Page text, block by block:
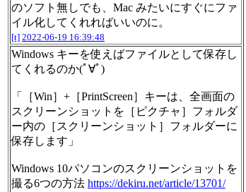
のソフト無しでも、Mac みたいにすぐにファ
イル化してくれればいいのに。
[t] 2022-06-19 16:39:48
Windows キーを使えばファイルとして保存し
てくれるのか(ﾟ∀ﾟ)
「［Win］+［PrintScreen］キーは、全画面の
スクリーンショットを［ピクチャ］フォルダ
ー内の［スクリーンショット］フォルダーに
保存します」
Windows 10パソコンのスクリーンショットを
撮る6つの方法 https://dekiru.net/article/13701/